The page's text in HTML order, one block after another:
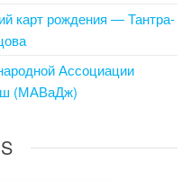
карт рождения — Тантра-
Ассоциации
(МАВаДж)